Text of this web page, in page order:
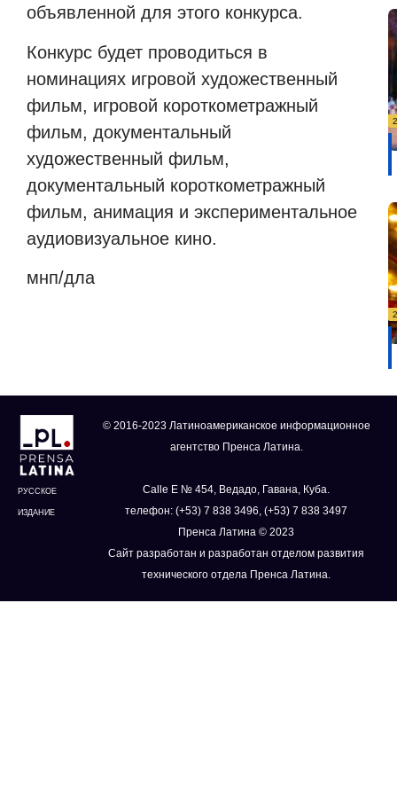
объявленной для этого конкурса.
Конкурс будет проводиться в
номинациях игровой художественный
фильм, игровой короткометражный
фильм, документальный
художественный фильм,
документальный короткометражный
фильм, анимация и экспериментальное
аудиовизуальное кино.
мнп/дла
РУССКОЕ
ИЗДАНИЕ
© 2016-2023 Латиноамериканское информационное
агентство Пренса Латина.
Calle E № 454, Ведадо, Гавана, Куба.
телефон: (+53) 7 838 3496, (+53) 7 838 3497
Пренса Латина © 2023
Сайт разработан и разработан отделом развития
технического отдела Пренса Латина.